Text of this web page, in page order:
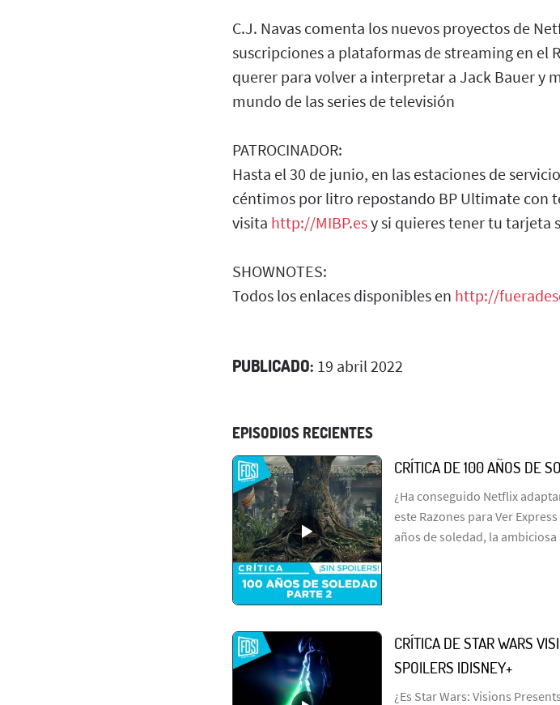
C.J. Navas comenta los nuevos proyectos de
suscripciones a plataformas de streaming en el
querer para volver a interpretar a Jack Bauer y
mundo de las series de televisión
PATROCINADOR:
Hasta el 30 de junio, en las estaciones de
céntimos por litro repostando BP Ultimate con
visita http://MIBP.esy si quieres tener tu tarjeta
SHOWNOTES:
Todos los enlaces disponibles en http://
PUBLICADO: 19 abril 2022
EPISODIOS RECIENTES
CRÍTICA DE 100 AÑOS DE
¿Ha conseguido Netflix
este Razones para Ver
años de soledad, la
CRÍTICA DE STAR WARS
SPOILERS |DISNEY+
¿Es Star Wars: Visions